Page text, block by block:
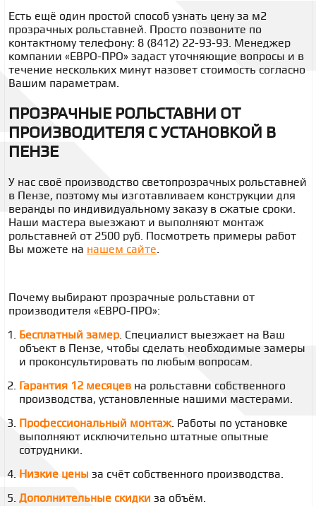
Есть ещё один простой способ узнать цену за м2
прозрачных рольставней. Просто позвоните по
контактному телефону: 8 (8412) 22-93-93. Менеджер
компании «ЕВРО-ПРО» задаст уточняющие вопросы и в
течение нескольких минут назовет стоимость согласно
Вашим параметрам.
ПРОЗРАЧНЫЕ РОЛЬСТАВНИ ОТ
ПРОИЗВОДИТЕЛЯ С УСТАНОВКОЙ В
ПЕНЗЕ
У нас своё производство светопрозрачных рольставней
в Пензе, поэтому мы изготавливаем конструкции для
веранды по индивидуальному заказу в сжатые сроки.
Наши мастера выезжают и выполняют монтаж
рольставней от 2500 руб. Посмотреть примеры работ
Вы можете на нашем сайте.
Почему выбирают прозрачные рольставни от
производителя «ЕВРО-ПРО»:
Бесплатный замер. Специалист выезжает на Ваш
объект в Пензе, чтобы сделать необходимые замеры
и проконсультировать по любым вопросам.
Гарантия 12 месяцев на рольставни собственного
производства, установленные нашими мастерами.
Профессиональный монтаж. Работы по установке
выполняют исключительно штатные опытные
сотрудники.
Низкие цены за счёт собственного производства.
Дополнительные скидки за объём.